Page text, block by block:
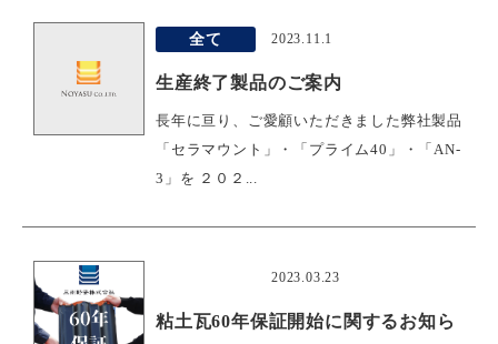
全て 2023.11.1
生産終了製品のご案内
長年に亘り、ご愛顧いただきました弊社製品
「セラマウント」・「プライム40」・「AN-
3」を ２０２...
2023.03.23
粘土瓦60年保証開始に関するお知ら